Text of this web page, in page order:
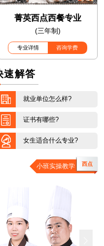
菁英西点西餐专业
(三年制)
专业详情 咨询学费
速解答
就业单位怎么样?
证书有哪些?
女生适合什么专业?
小班实操教学 西餐